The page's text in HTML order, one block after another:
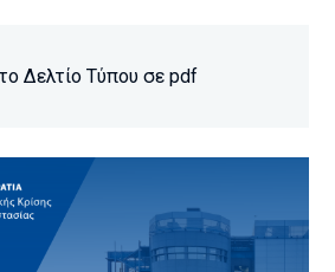
Δελτίο Τύπου σε pdf